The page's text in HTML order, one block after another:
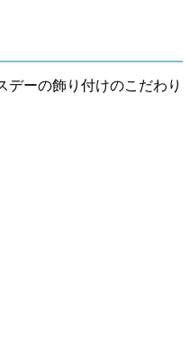
デーの飾り付けのこだわり